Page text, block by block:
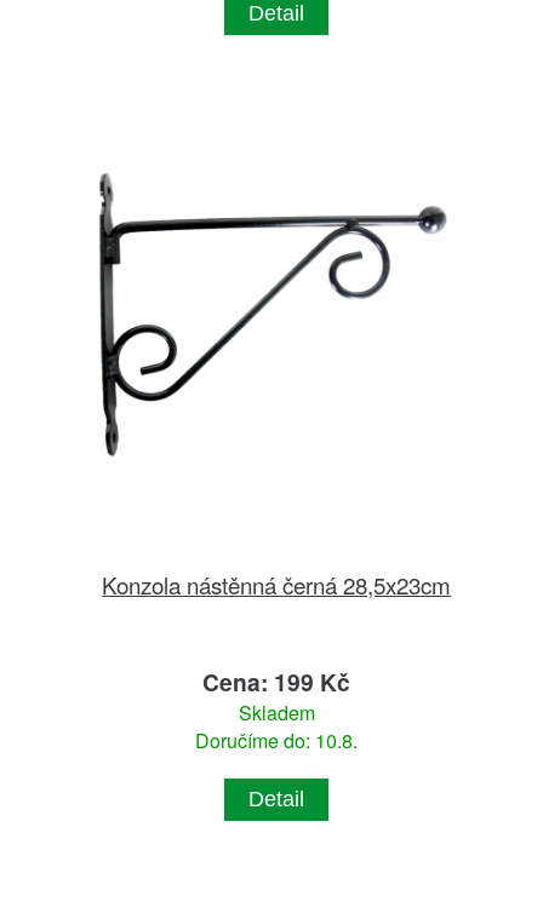
Detail
Konzola nástěnná černá 28,5x23cm
Cena: 199 Kč
Skladem
Doručíme do: 10.8.
Detail